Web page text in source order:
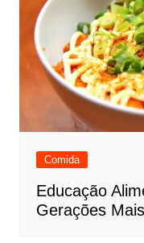
Comida
Educação
Gerações